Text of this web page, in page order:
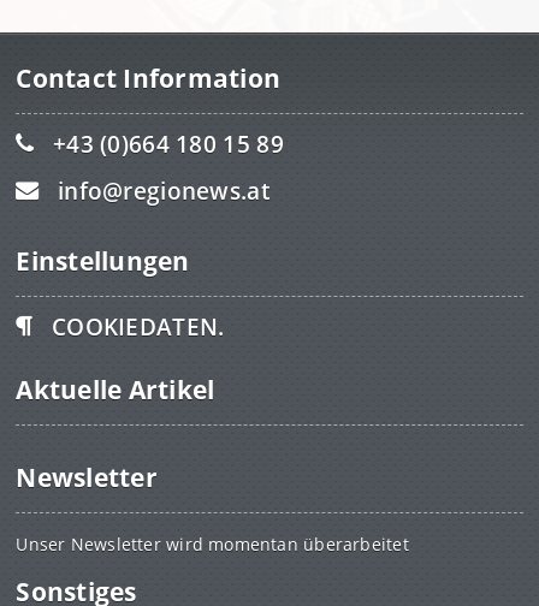
Contact Information
+43 (0)664 180 15 89
info@regionews.at
Einstellungen
COOKIEDATEN.
Aktuelle Artikel
Newsletter
Unser Newsletter wird momentan überarbeitet
Sonstiges